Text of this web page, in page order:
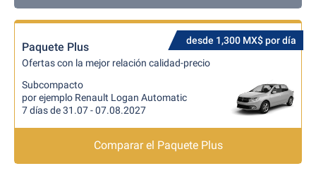
desde 1,300 MX$ por día
Paquete Plus
Ofertas con la mejor relación calidad-precio
Subcompacto
por ejemplo Renault Logan Automatic
7 días de 31.07 - 07.08.2027
Comparar el Paquete Plus